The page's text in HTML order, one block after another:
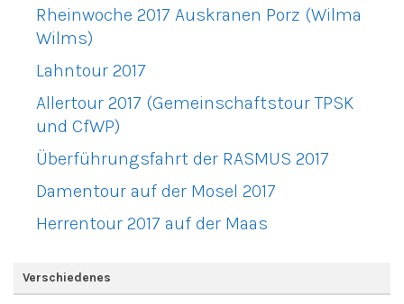
Rheinwoche 2017 Auskranen Porz (Wilma
Wilms)
Lahntour 2017
Allertour 2017 (Gemeinschaftstour TPSK
und CfWP)
Überführungsfahrt der RASMUS 2017
Damentour auf der Mosel 2017
Herrentour 2017 auf der Maas
Verschiedenes